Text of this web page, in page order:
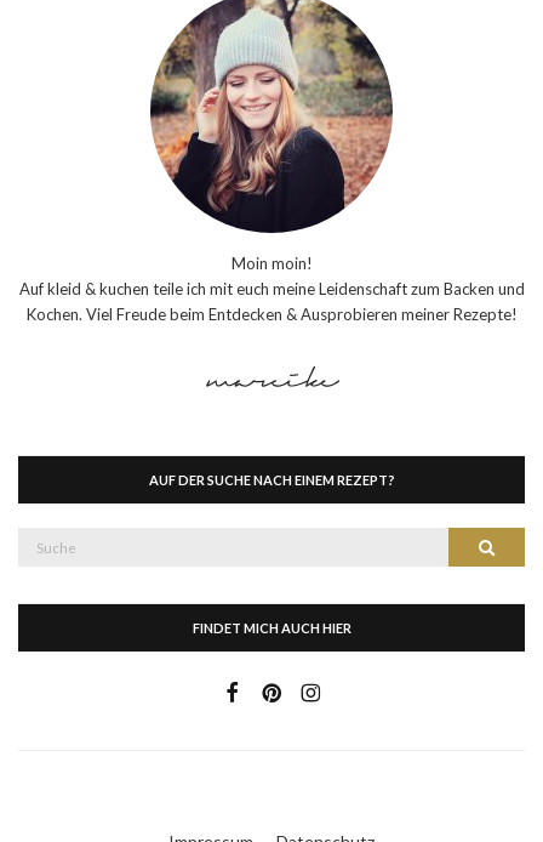
Moin moin!
Auf kleid & kuchen teile ich mit euch meine Leidenschaft zum Backen und
Kochen. Viel Freude beim Entdecken & Ausprobieren meiner Rezepte!
AUF DER SUCHE NACH EINEM REZEPT?
Suche
FINDET MICH AUCH HIER